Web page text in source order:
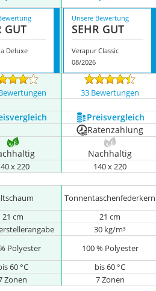
GUT
Deluxe
Unsere Bewertung
SEHR GUT
Verapur Classic
08/2026
33 Bewertungen
Preis­vergleich
Ratenzahlung
Nachhaltig
x 220 140 x 220
Tonnentaschenfederkern
21 cm 21 cm
30 kg/m³
Polyester 100 % Polyester
60 °C bis 60 °C
Zonen 7 Zonen